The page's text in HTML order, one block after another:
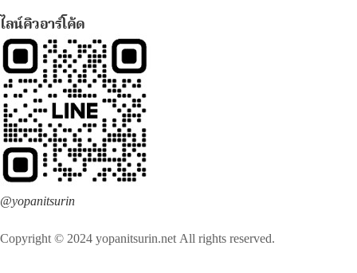
ไลน์คิวอาร์โค้ด
@yopanitsurin
Copyright © 2024 yopanitsurin.net All rights reserved.